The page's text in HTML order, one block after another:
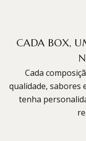
CADA BOX,
Cada
qualidade, sabores
tenha